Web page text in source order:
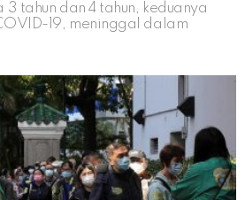
tahun dan 4 tahun, keduanya
19, meninggal dalam